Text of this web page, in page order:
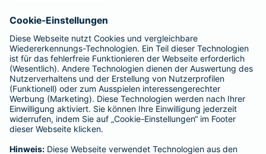
ÜBER BARMENIA
Kontakt
Karriere
Presse
Unternehmen
Anfahrt
Affiliate-Partner werden
Barmenia ist Teil der BarmeniaGothaer